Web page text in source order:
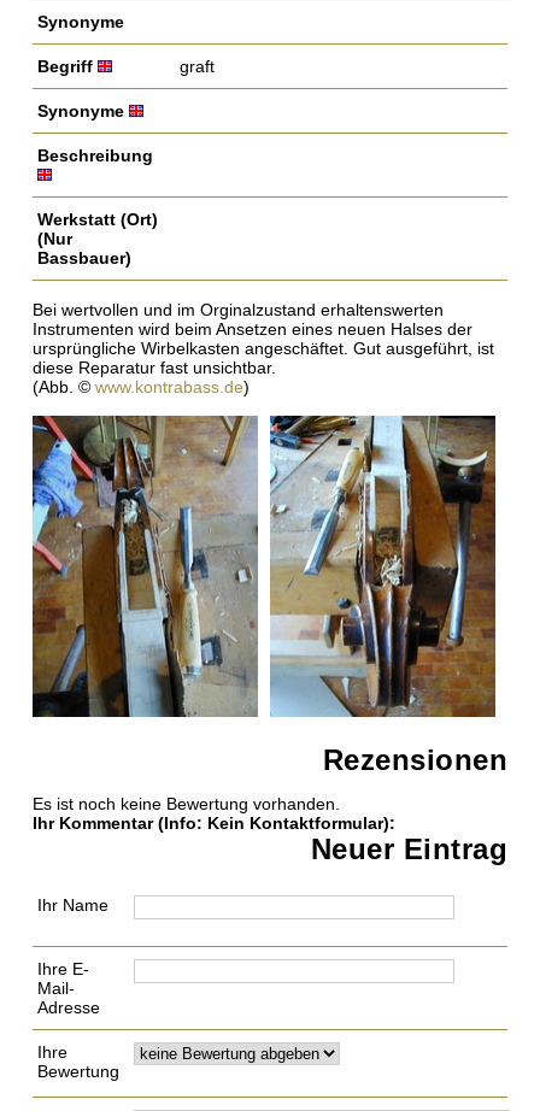
Synonyme
Begriff graft
Synonyme
Beschreibung
Werkstatt (Ort)
(Nur
Bassbauer)
Bei wertvollen und im Orginalzustand erhaltenswerten
Instrumenten wird beim Ansetzen eines neuen Halses der
ursprüngliche Wirbelkasten angeschäftet. Gut ausgeführt, ist
diese Reparatur fast unsichtbar.
(Abb. © www.kontrabass.de)
Rezensionen
Es ist noch keine Bewertung vorhanden.
Ihr Kommentar(Info: Kein Kontaktformular):
Neuer Eintrag
Ihr Name
Ihre E-
Mail-
Adresse
Ihre
Bewertung